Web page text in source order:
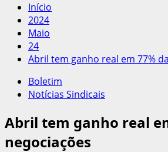
Início
2024
Maio
24
Abril tem ganho real em 77%
Boletim
Notícias Sindicais
Abril tem ganho real
negociações